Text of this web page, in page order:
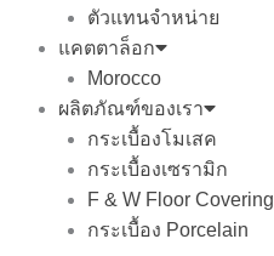
ตัวแทนจำหน่าย
แคตตาล็อก
Morocco
ผลิตภัณฑ์ของเรา
กระเบื้องโมเสค
กระเบื้องเซรามิก
F & W Floor Covering
กระเบื้อง Porcelain